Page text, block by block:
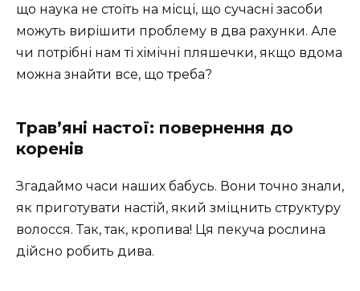
що наука не стоїть на місці, що сучасні засоби
можуть вирішити проблему в два рахунки. Але
чи потрібні нам ті хімічні пляшечки, якщо вдома
можна знайти все, що треба?
Трав’яні настої: повернення до
коренів
Згадаймо часи наших бабусь. Вони точно знали,
як приготувати настій, який зміцнить структуру
волосся. Так, так, кропива! Ця пекуча рослина
дійсно робить дива.